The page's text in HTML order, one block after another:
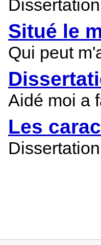
Situé le
Qui peut
Aidé moi a
Les